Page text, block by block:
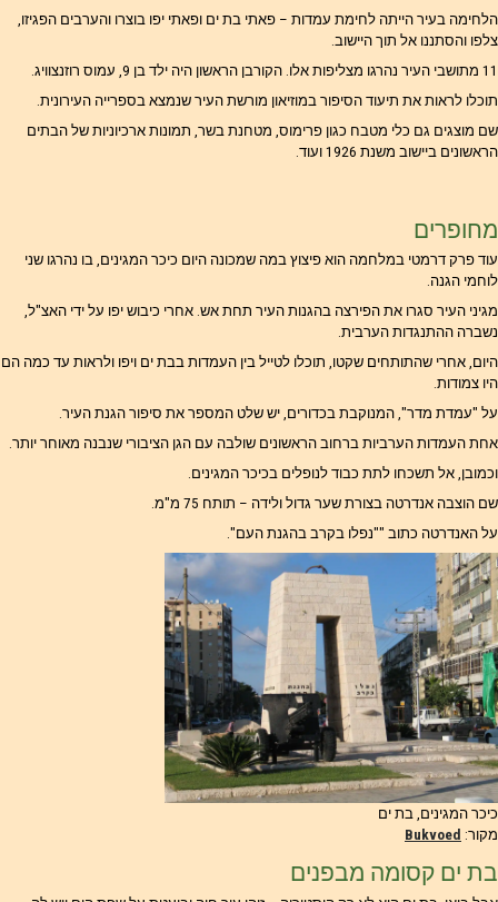
הלחימה בעיר הייתה לחימת עמדות – פאתי בת ים ופאתי יפו בוצרו והערבים הפגיזו,
צלפו והסתננו אל תוך היישוב.
11 מתושבי העיר נהרגו מצליפות אלו. הקורבן הראשון היה ילד בן 9, עמוס רוזנצוויג.
תוכלו לראות את תיעוד הסיפור במוזיאון מורשת העיר שנמצא בספרייה העירונית.
שם מוצגים גם כלי מטבח כגון פרימוס, מטחנת בשר, תמונות ארכיוניות של הבתים
הראשונים ביישוב משנת 1926 ועוד.
מחופרים
עוד פרק דרמטי במלחמה הוא פיצוץ במה שמכונה היום כיכר המגינים, בו נהרגו שני
לוחמי הגנה.
מגיני העיר סגרו את הפירצה בהגנות העיר תחת אש. אחרי כיבוש יפו על ידי האצ"ל,
נשברה ההתנגדות הערבית.
היום, אחרי שהתותחים שקטו, תוכלו לטייל בין העמדות בבת ים ויפו ולראות עד כמה הם
היו צמודות.
על "עמדת מדר", המנוקבת בכדורים, יש שלט המספר את סיפור הגנת העיר.
אחת העמדות הערביות ברחוב הראשונים שולבה עם הגן הציבורי שנבנה מאוחר יותר.
וכמובן, אל תשכחו לתת כבוד לנופלים בכיכר המגינים.
שם הוצבה אנדרטה בצורת שער גדול ולידה – תותח 75 מ"מ.
על האנדרטה כתוב ""נפלו בקרב בהגנת העם".
כיכר המגינים, בת ים
מקור: Bukvoed
בת ים קסומה מבפנים